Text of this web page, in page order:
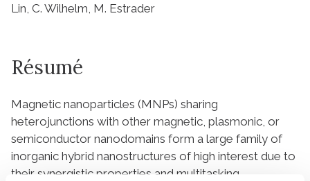
Lin, C. Wilhelm, M. Estrader
Résumé
Magnetic nanoparticles (MNPs) sharing
heterojunctions with other magnetic, plasmonic, or
semiconductor nanodomains form a large family of
inorganic hybrid nanostructures of high interest due to
their synergistic properties and multitasking